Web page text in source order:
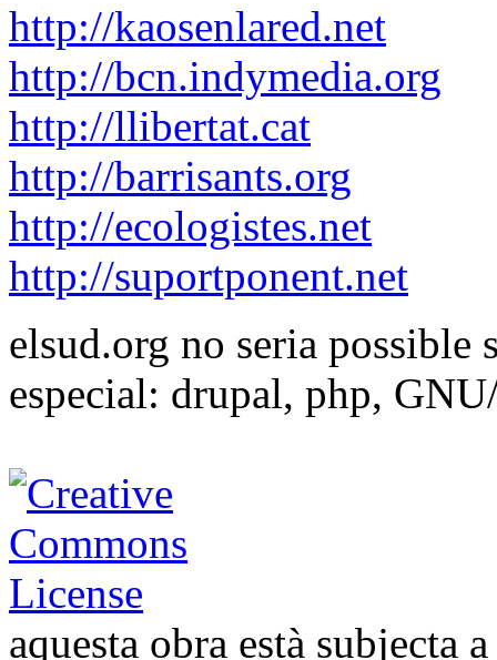
http://kaosenlared.net
http://bcn.indymedia.org
http://llibertat.cat
http://barrisants.org
http://ecologistes.net
http://suportponent.net
elsud.org no seria possible
especial: drupal, php,
aquesta obra està subjecta